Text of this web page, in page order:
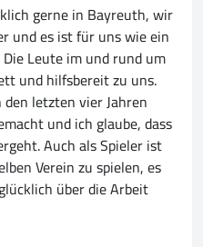
gerne in Bayreuth, wir
und es ist für uns wie ein
Leute im und rund um
und hilfsbereit zu uns.
letzten vier Jahren
und ich glaube, dass
Auch als Spieler ist
Verein zu spielen, es
über die Arbeit